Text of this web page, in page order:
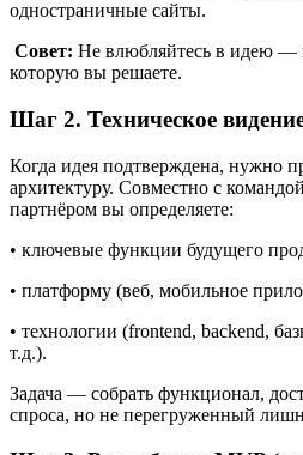
На этом этапе важно
предложениеи проверить
потенциальными пользователями,
Совет:Не влюбляйтесь в идею —
Шаг 2. Техническое
Когда идея подтверждена, нужно
партнёром вы определяете:
• ключевые функции будущего
• технологии (frontend, backend,